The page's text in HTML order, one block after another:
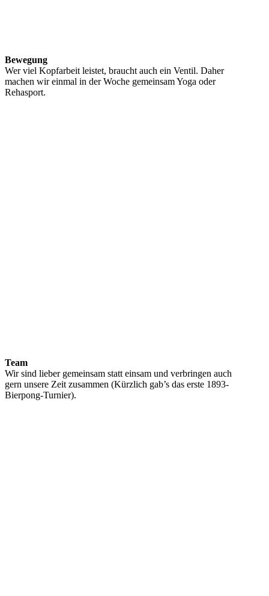
Bewegung
Wer viel Kopfarbeit leistet, braucht auch ein Ventil. Daher
machen wir einmal in der Woche gemeinsam Yoga oder
Rehasport.
Team
Wir sind lieber gemeinsam statt einsam und verbringen auch
gern unsere Zeit zusammen (Kürzlich gab’s das erste 1893-
Bierpong-Turnier).